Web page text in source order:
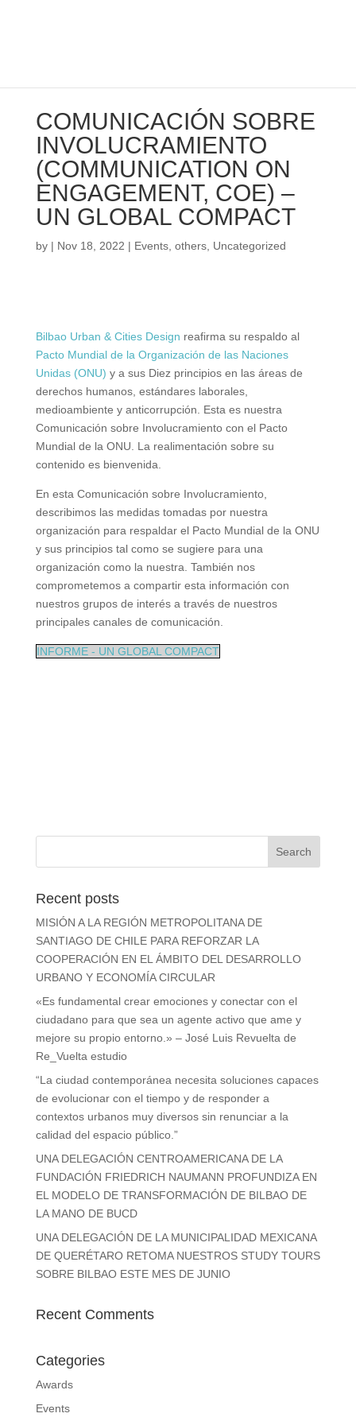
COMUNICACIÓN SOBRE
INVOLUCRAMIENTO
(COMMUNICATION ON
ENGAGEMENT, COE) –
UN GLOBAL COMPACT
by |Nov 18, 2022|Events,others,Uncategorized
Bilbao Urban & Cities Designreafirma su respaldo al
Pacto Mundial de la Organización de las Naciones
Unidas (ONU) y a sus Diez principios en las áreas de
derechos humanos, estándares laborales,
medioambiente y anticorrupción. Esta es nuestra
Comunicación sobre Involucramiento con el Pacto
Mundial de la ONU. La realimentación sobre su
contenido es bienvenida.
En esta Comunicación sobre Involucramiento,
describimos las medidas tomadas por nuestra
organización para respaldar el Pacto Mundial de la
ONU y sus principios tal como se sugiere para una
organización como la nuestra. También nos
comprometemos a compartir esta información con
nuestros grupos de interés a través de nuestros
principales canales de comunicación.
INFORME - UN GLOBAL COMPACT
Recent posts
MISIÓN A LA REGIÓN METROPOLITANA DE SANTIAGO
DE CHILE PARA REFORZAR LA COOPERACIÓN EN EL
ÁMBITO DEL DESARROLLO URBANO Y ECONOMÍA
CIRCULAR
«Es fundamental crear emociones y conectar con el
ciudadano para que sea un agente activo que ame y
mejore su propio entorno.» – José Luis Revuelta de
Re_Vuelta estudio
“La ciudad contemporánea necesita soluciones
capaces de evolucionar con el tiempo y de responder
a contextos urbanos muy diversos sin renunciar a la
calidad del espacio público.”
UNA DELEGACIÓN CENTROAMERICANA DE LA
FUNDACIÓN FRIEDRICH NAUMANN PROFUNDIZA EN
EL MODELO DE TRANSFORMACIÓN DE BILBAO DE LA
MANO DE BUCD
UNA DELEGACIÓN DE LA MUNICIPALIDAD MEXICANA
DE QUERÉTARO RETOMA NUESTROS STUDY TOURS
SOBRE BILBAO ESTE MES DE JUNIO
Recent Comments
Categories
Awards
Events